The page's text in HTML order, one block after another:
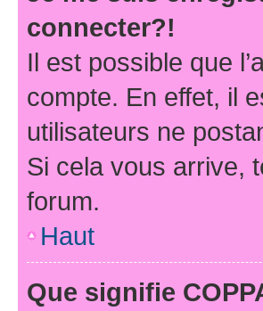
connecter?!
Il est possible que
compte. En effet, il
utilisateurs ne
Si cela vous arrive,
forum.
Haut
Que signifie